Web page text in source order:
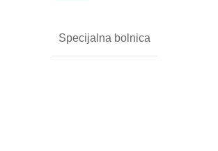
Specijalna bolnica